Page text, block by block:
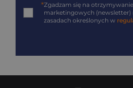
*Zgadzam się na
marketingowych (newsletter)
zasadach określonych w